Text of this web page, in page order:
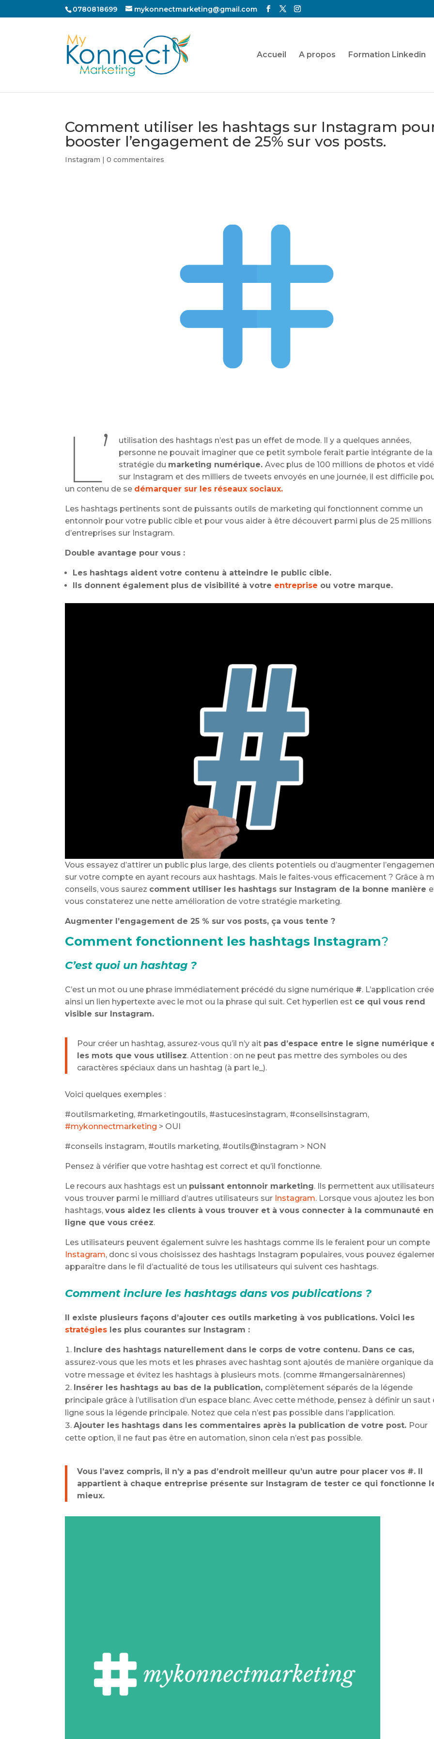
0780818699 mykonnectmarketing@gmail.com
Accueil A propos Formation Linkedin
Comment utiliser les hashtags sur Instagram
booster l’engagement de 25% sur vos posts.
Instagram |0 commentaires
L’
utilisation des hashtags n’est pas un effet de mode. Il y a quelques années,
personne ne pouvait imaginer que ce petit symbole ferait partie intégrante de la
stratégie du marketing numérique. Avec plus de 100 millions de photos et
sur Instagram et des milliers de tweets envoyés en une journée, il est difficile
un contenu de se démarquer sur les réseaux sociaux.
Les hashtags pertinents sont de puissants outils de marketing qui fonctionnent comme un
entonnoir pour votre public cible et pour vous aider à être découvert parmi plus de 25 millions
d’entreprises sur Instagram.
Double avantage pour vous :
Les hashtags aident votre contenu à atteindre le public cible.
Ils donnent également plus de visibilité à votre entreprise ou votre marque.
Vous essayez d’attirer un public plus large, des clients potentiels ou d’augmenter
sur votre compte en ayant recours aux hashtags. Mais le faites-vous efficacement ? Grâce à
conseils, vous saurez comment utiliser les hashtags sur Instagram de la bonne manière
vous constaterez une nette amélioration de votre stratégie marketing.
Augmenter l’engagement de 25 % sur vos posts, ça vous tente ?
Comment fonctionnent les hashtags Instagram?
C’est quoi un hashtag ?
C’est un mot ou une phrase immédiatement précédé du signe numérique #. L’application crée
ainsi un lien hypertexte avec le mot ou la phrase qui suit. Cet hyperlien est ce qui vous rend
visible sur Instagram.
Pour créer un hashtag, assurez-vous qu’il n’y ait pas d’espace entre le signe numérique
les mots que vous utilisez. Attention : on ne peut pas mettre des symboles ou des
caractères spéciaux dans un hashtag (à part le_).
Voici quelques exemples :
#outilsmarketing, #marketingoutils, #astucesinstagram, #conseilsinstagram,
#mykonnectmarketing > OUI
#conseils instagram, #outils marketing, #outils@instagram > NON
Pensez à vérifier que votre hashtag est correct et qu’il fonctionne.
Le recours aux hashtags est un puissant entonnoir marketing. Ils permettent aux
vous trouver parmi le milliard d’autres utilisateurs sur Instagram. Lorsque vous ajoutez les
hashtags,vous aidez les clients à vous trouver et à vous connecter à la communauté en
ligne que vous créez.
Les utilisateurs peuvent également suivre les hashtags comme ils le feraient pour un compte
Instagram, donc si vous choisissez des hashtags Instagram populaires, vous pouvez
apparaître dans le fil d’actualité de tous les utilisateurs qui suivent ces hashtags.
Comment inclure les hashtags dans vos publications ?
Il existe plusieurs façons d’ajouter ces outils marketing à vos publications. Voici les
stratégies les plus courantes sur Instagram :
Inclure des hashtags naturellement dans le corps de votre contenu. Dans ce cas,
assurez-vous que les mots et les phrases avec hashtag sont ajoutés de manière organique
votre message et évitez les hashtags à plusieurs mots. (comme #mangersainàrennes)
Insérer les hashtags au bas de la publication, complètement séparés de la légende
principale grâce à l’utilisation d’un espace blanc. Avec cette méthode, pensez à définir un saut
ligne sous la légende principale. Notez que cela n’est pas possible dans l’application.
Ajouter les hashtags dans les commentaires après la publication de votre post. Pour
cette option, il ne faut pas être en automation, sinon cela n’est pas possible.
Vous l’avez compris, il n’y a pas d’endroit meilleur qu’un autre pour placer vos #. Il
appartient à chaque entreprise présente sur Instagram de tester ce qui fonctionne
mieux.